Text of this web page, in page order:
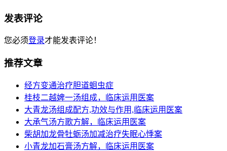
发表评论
您必须登录才能发表评论！
推荐文章
经方变通治疗胆道蛔虫症
桂枝二越婢一汤组成，临床运用医案
大青龙汤组成配方,功效与作用,临床运用医案
大承气汤方歌方解，临床运用医案
柴胡加龙骨牡蛎汤加减治疗失眠心悸案
小青龙加石膏汤方解，临床运用医案